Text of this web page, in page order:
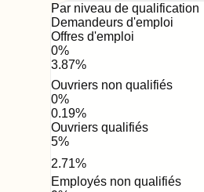
Par niveau de qualification
Demandeurs d'emploi
Offres d'emploi
0%
3.87%
Ouvriers non qualifiés
0%
0.19%
Ouvriers qualifiés
5%
2.71%
Employés non qualifiés